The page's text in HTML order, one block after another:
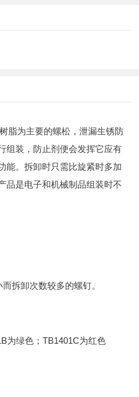
脂为主要的螺松，泄漏生锈防
组装，防止剂便会发挥它应有
能。拆卸时只需比旋紧时多加
品是电子和机械制品组装时不
拆卸次数较多的螺钉。
为绿色；TB1401C为红色